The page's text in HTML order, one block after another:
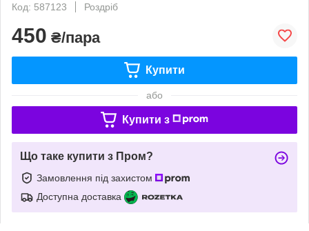
Код: 587123
Роздріб
450 ₴/пара
Купити
або
Купити з
Що таке купити з Пром?
Замовлення під захистом
Доступна доставка